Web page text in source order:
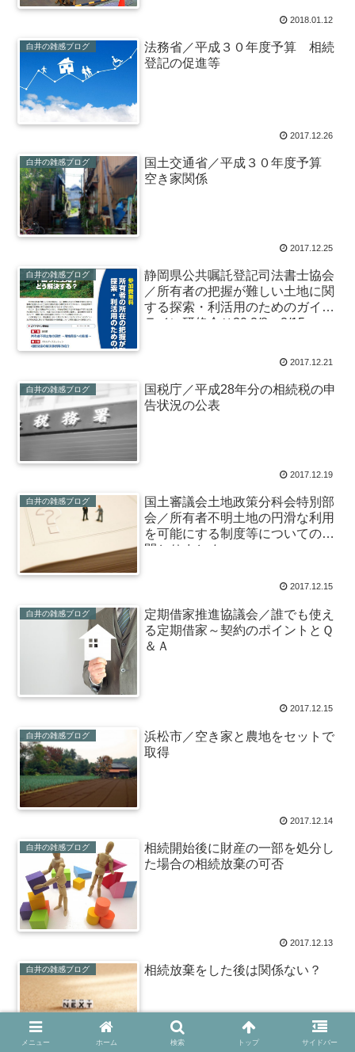
2018.01.12
白井の雑感ブログ
法務省／平成３０年度予算 相続
登記の促進等
2017.12.26
白井の雑感ブログ
国土交通省／平成３０年度予算
空き家関係
2017.12.25
白井の雑感ブログ
静岡県公共嘱託登記司法書士協会
／所有者の把握が難しい土地に関
する探索・利活用のためのガイド
ライン研修会Ｈ30.2/8、2/15、
2017.12.21
白井の雑感ブログ
国税庁／平成28年分の相続税の申
告状況の公表
2017.12.19
白井の雑感ブログ
国土審議会土地政策分科会特別部
会／所有者不明土地の円滑な利用
を可能にする制度等についての中
間とりまとめ
2017.12.15
白井の雑感ブログ
定期借家推進協議会／誰でも使え
る定期借家～契約のポイントとＱ
＆Ａ
2017.12.15
白井の雑感ブログ
浜松市／空き家と農地をセットで
取得
2017.12.14
白井の雑感ブログ
相続開始後に財産の一部を処分し
た場合の相続放棄の可否
2017.12.13
白井の雑感ブログ 相続放棄をした後は関係ない？
メニュー ホーム 検索 トップ サイドバー